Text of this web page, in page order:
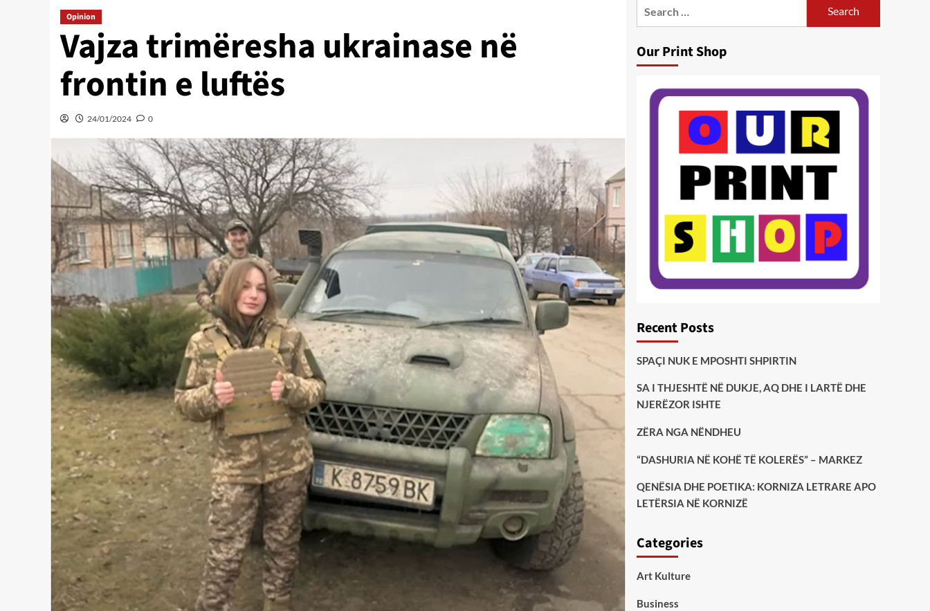
Opinion
Vajza trimëresha ukrainase në
frontin e luftës
24/01/2024 0
Our Print Shop
Recent Posts
SPAÇI NUK E MPOSHTI SHPIRTIN
SA I THJESHTË NË DUKJE, AQ DHE I LARTË DHE
NJERËZOR ISHTE
ZËRA NGA NËNDHEU
“DASHURIA NË KOHË TË KOLERËS” – MARKEZ
QENËSIA DHE POETIKA: KORNIZA LETRARE APO
LETËRSIA NË KORNIZË
Categories
Art Kulture
Business